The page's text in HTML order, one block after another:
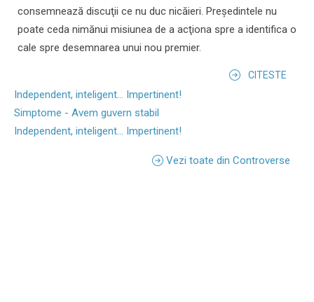
consemnează discuţii ce nu duc nicăieri. Preşedintele nu
poate ceda nimănui misiunea de a acţiona spre a identifica o
cale spre desemnarea unui nou premier.
CITESTE
Independent, inteligent... Impertinent!
Simptome - Avem guvern stabil
Independent, inteligent... Impertinent!
Vezi toate din Controverse